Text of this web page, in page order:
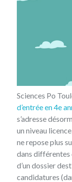
Sciences Po
d’entrée en 4e
s’adresse
un niveau
ne repose plus
dans différentes
d’un dossier
candidatures